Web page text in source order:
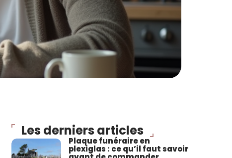
Les derniers articles
Plaque funéraire en
plexiglas : ce qu’il faut savoir